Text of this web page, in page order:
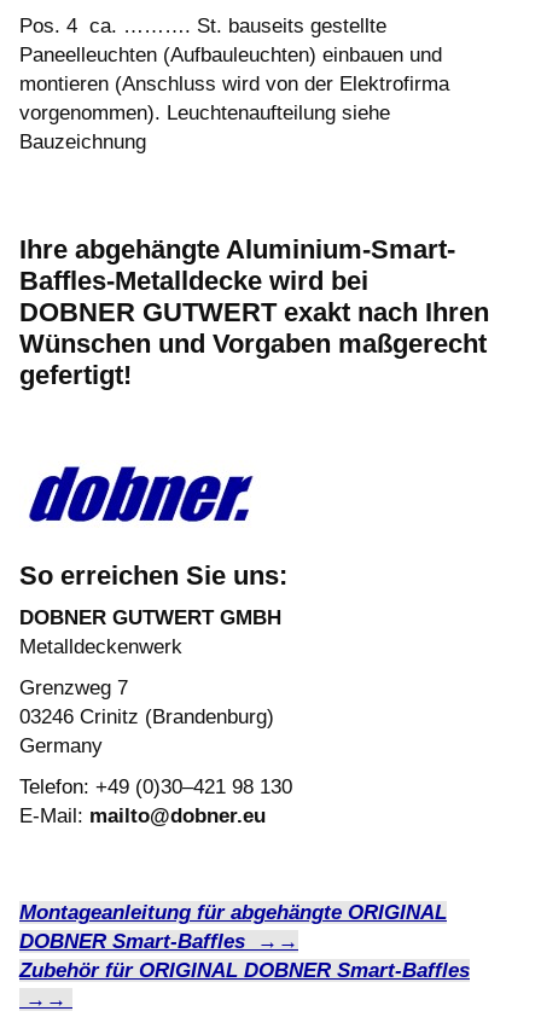
Pos. 4 ca. ………. St. bauseits gestellte
Paneelleuchten (Aufbauleuchten) einbauen und
montieren (Anschluss wird von der Elektrofirma
vorgenommen). Leuchtenaufteilung siehe
Bauzeichnung
Ihre abgehängte Aluminium-Smart-
Baffles-Metalldecke wird bei
DOBNER GUTWERT exakt nach Ihren
Wünschen und Vorgaben maßgerecht
gefertigt!
So erreichen Sie uns:
DOBNER GUTWERT GMBH
Metalldeckenwerk
Grenzweg 7
03246 Crinitz (Brandenburg)
Germany
Telefon: +49 (0)30–421 98 130
E-Mail: mailto@dobner.eu
Montageanleitung für abgehängte ORIGINAL
DOBNER Smart-Baffles →→
Zubehör für ORIGINAL DOBNER Smart-Baffles
→→